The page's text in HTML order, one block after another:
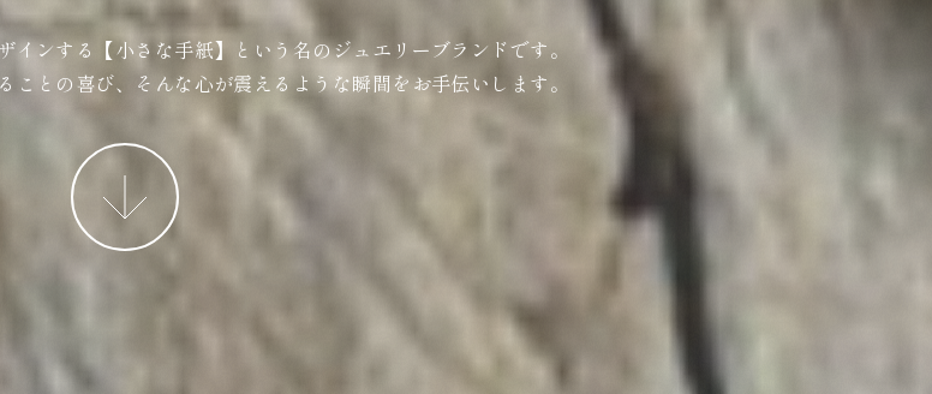
インする【小さな手紙】という名のジュエリーブランドです。
との喜び、そんな心が震えるような瞬間をお手伝いします。